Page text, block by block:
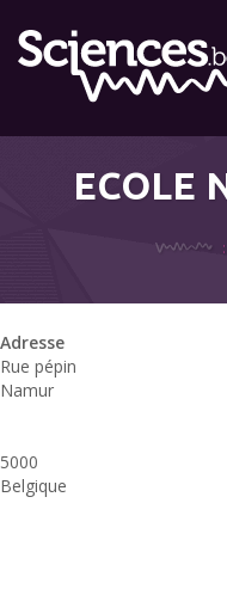
ECOLE
Adresse
Rue pépin
Namur
5000
Belgique